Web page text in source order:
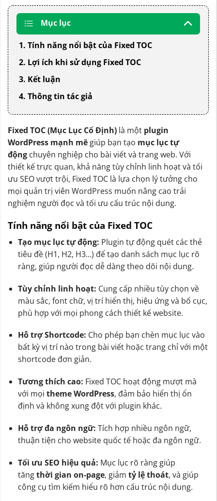
Dễ sử dụng:Giao diện thân thiện, cài đặt nhanh
chóng, không yêu cầu kiến thức lập trình.
Mục lục
1. Tính năng nổi bật của Fixed TOC
2. Lợi ích khi sử dụng Fixed TOC
3. Kết luận
4. Thông tin tác giả
Fixed TOC (Mục Lục Cố Định) là một plugin
WordPress mạnh mẽgiúp bạn tạo mục lục tự
động chuyên nghiệp cho bài viết và trang web. Với
thiết kế trực quan, khả năng tùy chỉnh linh hoạt và tối
ưu SEO vượt trội, Fixed TOC là lựa chọn lý tưởng cho
mọi quản trị viên WordPress muốn nâng cao trải
nghiệm người đọc và tối ưu cấu trúc nội dung.
Tính năng nổi bật của Fixed TOC
Tạo mục lục tự động: Plugin tự động quét các thẻ
tiêu đề (H1, H2, H3…) để tạo danh sách mục lục rõ
ràng, giúp người đọc dễ dàng theo dõi nội dung.
Tùy chỉnh linh hoạt: Cung cấp nhiều tùy chọn về
màu sắc, font chữ, vị trí hiển thị, hiệu ứng và bố cục,
phù hợp với mọi phong cách thiết kế website.
Hỗ trợ Shortcode: Cho phép bạn chèn mục lục vào
bất kỳ vị trí nào trong bài viết hoặc trang chỉ với một
shortcode đơn giản.
Tương thích cao: Fixed TOC hoạt động mượt mà
với mọi theme WordPress, đảm bảo hiển thị ổn
định và không xung đột với plugin khác.
Hỗ trợ đa ngôn ngữ: Tích hợp nhiều ngôn ngữ,
thuận tiện cho website quốc tế hoặc đa ngôn ngữ.
Tối ưu SEO hiệu quả: Mục lục rõ ràng giúp
tăngthời gian on-page, giảm tỷ lệ thoát, và giúp
công cụ tìm kiếm hiểu rõ hơn cấu trúc nội dung.